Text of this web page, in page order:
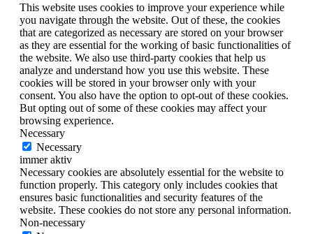
This website uses cookies to improve your experience while
you navigate through the website. Out of these, the cookies
that are categorized as necessary are stored on your browser
as they are essential for the working of basic functionalities of
the website. We also use third-party cookies that help us
analyze and understand how you use this website. These
cookies will be stored in your browser only with your
consent. You also have the option to opt-out of these cookies.
But opting out of some of these cookies may affect your
browsing experience.
Necessary
Necessary
immer aktiv
Necessary cookies are absolutely essential for the website to
function properly. This category only includes cookies that
ensures basic functionalities and security features of the
website. These cookies do not store any personal information.
Non-necessary